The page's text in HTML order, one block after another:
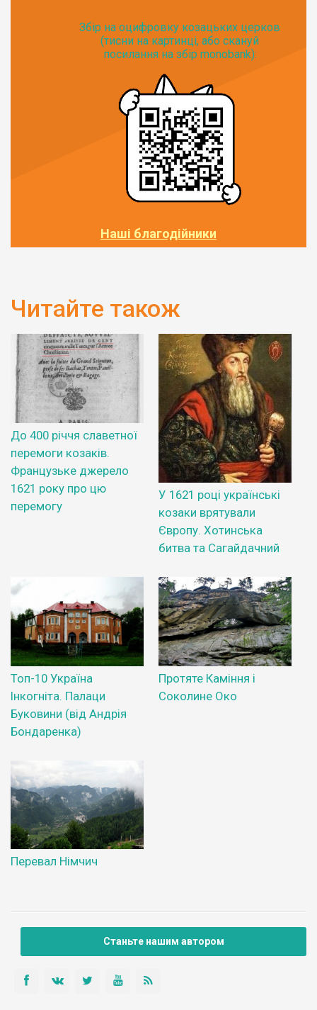
Збір на оцифровку козацьких церков
(тисни на картинці, або скануй
посилання на збір monobank):
Наші благодійники
Читайте також
До 400 річчя славетної
перемоги козаків.
Французьке джерело
1621 року про цю
перемогу
У 1621 році українські
козаки врятували
Європу. Хотинська
битва та Сагайдачний
Топ-10 Україна
Інкогніта. Палаци
Буковини (від Андрія
Бондаренка)
Протяте Каміння і
Соколине Око
Перевал Німчич
Станьте нашим автором